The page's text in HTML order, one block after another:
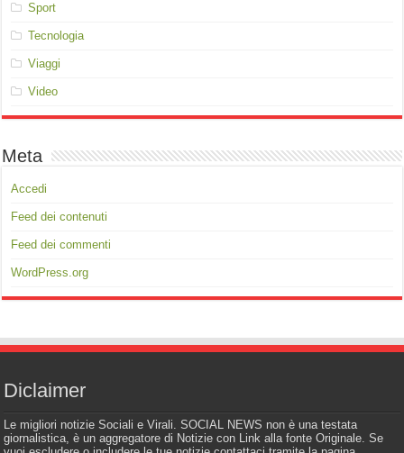
Sport
Tecnologia
Viaggi
Video
Meta
Accedi
Feed dei contenuti
Feed dei commenti
WordPress.org
Diclaimer
Le migliori notizie Sociali e Virali. SOCIAL NEWS non è una testata
giornalistica, è un aggregatore di Notizie con Link alla fonte Originale. Se